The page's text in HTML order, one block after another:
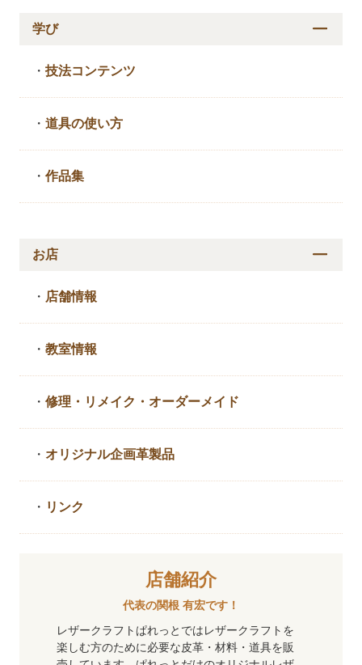
学び
・技法コンテンツ
・道具の使い方
・作品集
お店
・ 店舗情報
・教室情報
・修理・リメイク・ オーダーメイド
・ オリジナル企画革製品
・ リンク
店舗紹介
代表の関根 有宏です！
レザークラフトぱれっとではレザークラフトを
楽しむ方のために必要な皮革・材料・道具を販